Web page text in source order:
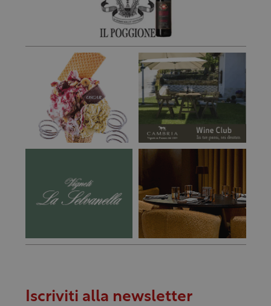
Iscriviti alla newsletter